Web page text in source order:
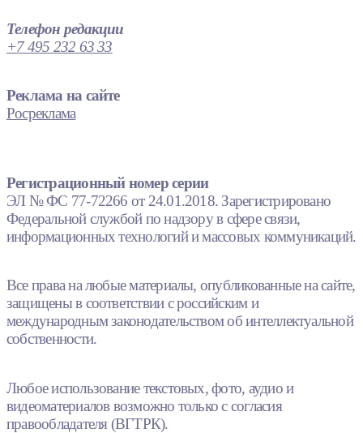
Телефон редакции
+7 495 232 63 33
Реклама на сайте
Росреклама
Регистрационный номер серии
ЭЛ № ФС 77-72266 от 24.01.2018. Зарегистрировано
Федеральной службой по надзору в сфере связи,
информационных технологий и массовых коммуникаций.
Все права на любые материалы, опубликованные на сайте,
защищены в соответствии с российским и
международным законодательством об интеллектуальной
собственности.
Любое использование текстовых, фото, аудио и
видеоматериалов возможно только с согласия
правообладателя (ВГТРК).